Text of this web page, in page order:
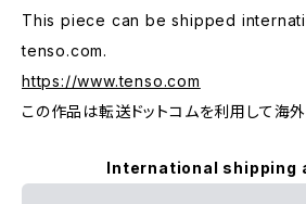
This piece can be shipped
tenso.com.
https://www.tenso.com
この作品は転送ドットコムを利用して海
International shipping